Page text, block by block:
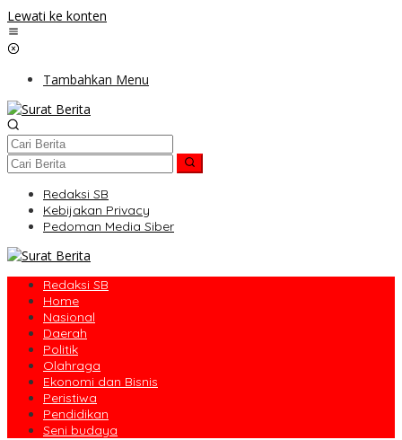
Lewati ke konten
Tambahkan Menu
Redaksi SB
Kebijakan Privacy
Pedoman Media Siber
Redaksi SB
Home
Nasional
Daerah
Politik
Olahraga
Ekonomi dan Bisnis
Peristiwa
Pendidikan
Seni budaya